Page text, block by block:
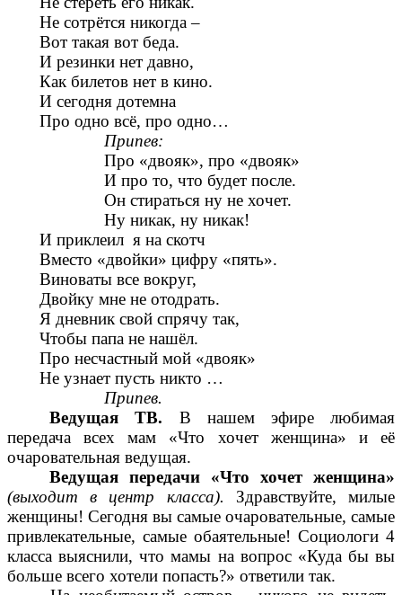
Не сотрётся никогда –
Вот такая вот беда.
И резинки нет давно,
Как билетов нет в кино.
И сегодня дотемна
Про одно всё, про одно…
Припев:
Про «двояк», про «двояк»
И про то, что будет после.
Он стираться ну не хочет.
Ну никак, ну никак!
И приклеил я на скотч
Вместо «двойки» цифру «пять».
Виноваты все вокруг,
Двойку мне не отодрать.
Я дневник свой спрячу так,
Чтобы папа не нашёл.
Про несчастный мой «двояк»
Не узнает пусть никто …
Припев.
Ведущая ТВ. В нашем эфире любимая
передача всех мам «Что хочет женщина» и её
очаровательная ведущая.
Ведущая передачи «Что хочет женщина»
(выходит в центр класса). Здравствуйте, милые
женщины! Сегодня вы самые очаровательные, самые
привлекательные, самые обаятельные! Социологи 4
класса выяснили, что мамы на вопрос «Куда бы вы
больше всего хотели попасть?» ответили так.